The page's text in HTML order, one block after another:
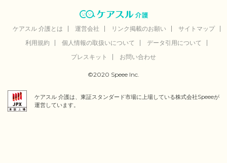
ケアスル 介護とは 運営会社 リンク掲載のお願い
サイトマップ
利用規約
個人情報の取扱いについて
データ引用について
プレスキット
お問い合わせ
©2020 Speee Inc.
ケアスル 介護は、東証スタンダード市場に上場している株式会社Speeeが
運営しています。